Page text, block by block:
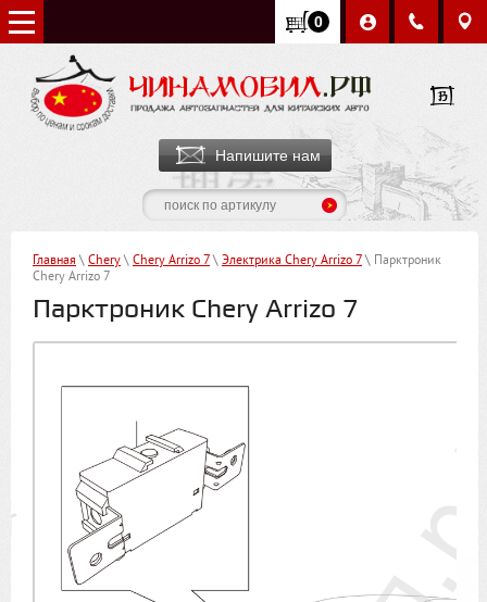
0
Напишите нам
Главная \ Chery \ Chery Arrizo 7 \ Электрика Chery Arrizo 7 \ Парктроник
Chery Arrizo 7
Парктроник Chery Arrizo 7